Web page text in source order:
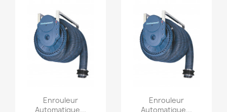
Aperçu rapide
Enrouleur
Automatique...
Aperçu rapide
Enrouleur
Automatique...